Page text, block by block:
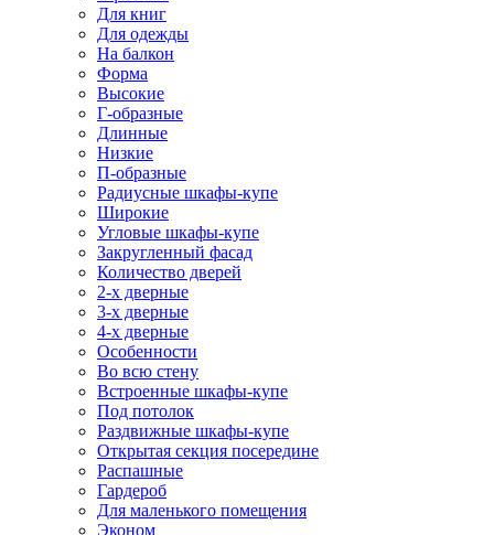
Для книг
Для одежды
На балкон
Форма
Высокие
Г-образные
Длинные
Низкие
П-образные
Радиусные шкафы-купе
Широкие
Угловые шкафы-купе
Закругленный фасад
Количество дверей
2-х дверные
3-х дверные
4-х дверные
Особенности
Во всю стену
Встроенные шкафы-купе
Под потолок
Раздвижные шкафы-купе
Открытая секция посередине
Распашные
Гардероб
Для маленького помещения
Эконом